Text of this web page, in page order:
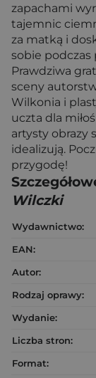
zapachami
tajemnic
za matką i
sobie podczas
Prawdziwa
sceny
Wilkonia i
uczta dla
artysty obrazy
idealizują.
przygodę!
Wilczki
Wydawnictwo:
EAN:
Autor:
Rodzaj oprawy:
Wydanie:
Liczba stron:
Format: